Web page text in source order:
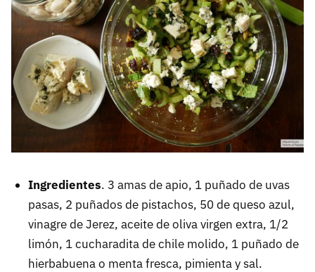
Ingredientes. 3 amas de apio, 1 puñado de uvas
pasas, 2 puñados de pistachos, 50 de queso azul,
vinagre de Jerez, aceite de oliva virgen extra, 1/2
limón, 1 cucharadita de chile molido, 1 puñado de
hierbabuena o menta fresca, pimienta y sal.